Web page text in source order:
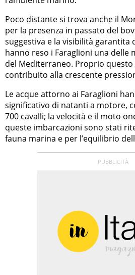
Poco distante si trova anche il
per la presenza in passato del
suggestiva e la visibilità garantita
hanno reso i Faraglioni una delle
del Mediterraneo. Proprio
contribuito alla crescente
Le acque attorno ai Faraglioni
significativo di natanti a motore,
700 cavalli; la velocità e il moto
queste imbarcazioni sono stati
fauna marina e per l’equilibrio